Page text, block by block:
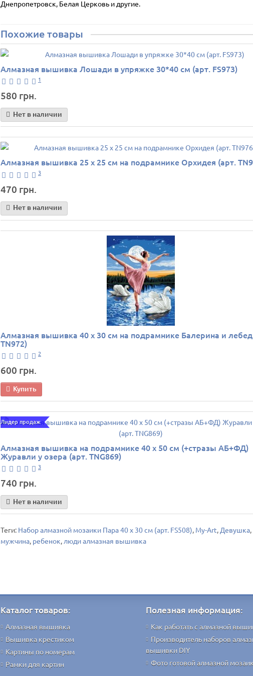
Днепропетровск, Белая Церковь и другие.
Похожие товары
Алмазная вышивка Лошади в упряжке 30*40 см (арт. FS973)
1
580 грн.
Нет в наличии
Алмазная вышивка 25 х 25 см на подрамнике Орхидея (арт.
3
470 грн.
Нет в наличии
Алмазная вышивка 40 х 30 см на подрамнике Балерина и
TN972)
2
600 грн.
Купить
Лидер продаж
Алмазная вышивка на подрамнике 40 х 50 см (+стразы АБ+ФД)
Журавли у озера (арт. TNG869)
3
740 грн.
Нет в наличии
Теги: Набор алмазной мозаики Пара 40 х 30 см (арт. FS508), My-Art, Девушка,
мужчина, ребенок, люди алмазная вышивка
Каталог товаров:
Алмазная вышивка
Вышивка крестиком
Картины по номерам
Рамки для картин
Полезная информация:
Как работать с алмазной
Производитель наборов
вышивки DIY
Фото готовой алмазной